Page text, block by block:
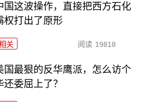
国这波操作，直接把西方石化
权打出了原形
关 阅读 19818
国最狠的反华鹰派，怎么访个
还委屈上了？